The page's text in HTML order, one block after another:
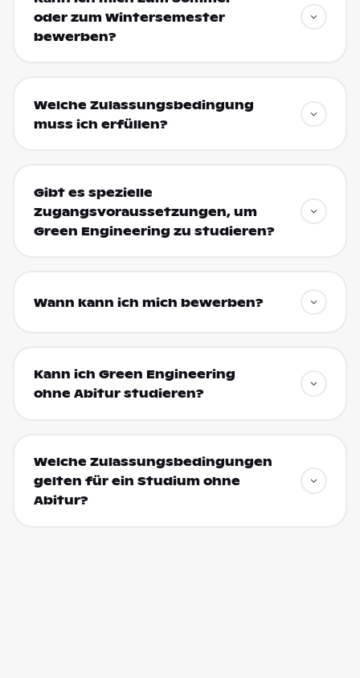
oder zum Wintersemester
bewerben?
Welche Zulassungsbedingung
muss ich erfüllen?
Gibt es spezielle
Zugangsvoraussetzungen, um
Green Engineering zu studieren?
Wann kann ich mich bewerben?
Kann ich Green Engineering
ohne Abitur studieren?
Welche Zulassungsbedingungen
gelten für ein Studium ohne
Abitur?